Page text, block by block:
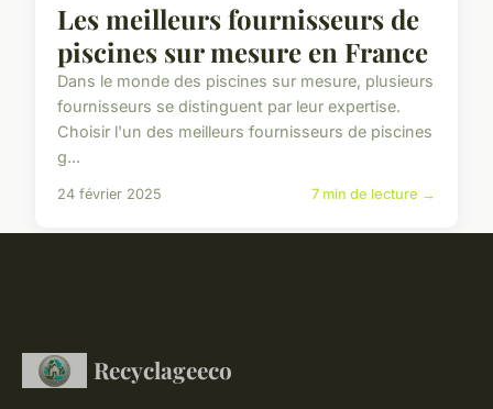
Les meilleurs fournisseurs de
piscines sur mesure en France
Dans le monde des piscines sur mesure, plusieurs
fournisseurs se distinguent par leur expertise.
Choisir l'un des meilleurs fournisseurs de piscines
g...
24 février 2025 7 min de lecture →
Recyclageeco